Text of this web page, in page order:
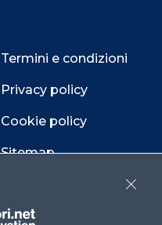
Termini e condizioni
Privacy policy
Cookie policy
Sitemap